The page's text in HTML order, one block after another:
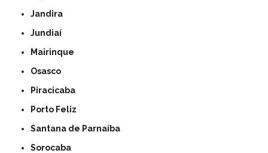
Jandira
Jundiaí
Mairinque
Osasco
Piracicaba
Porto Feliz
Santana de Parnaíba
Sorocaba